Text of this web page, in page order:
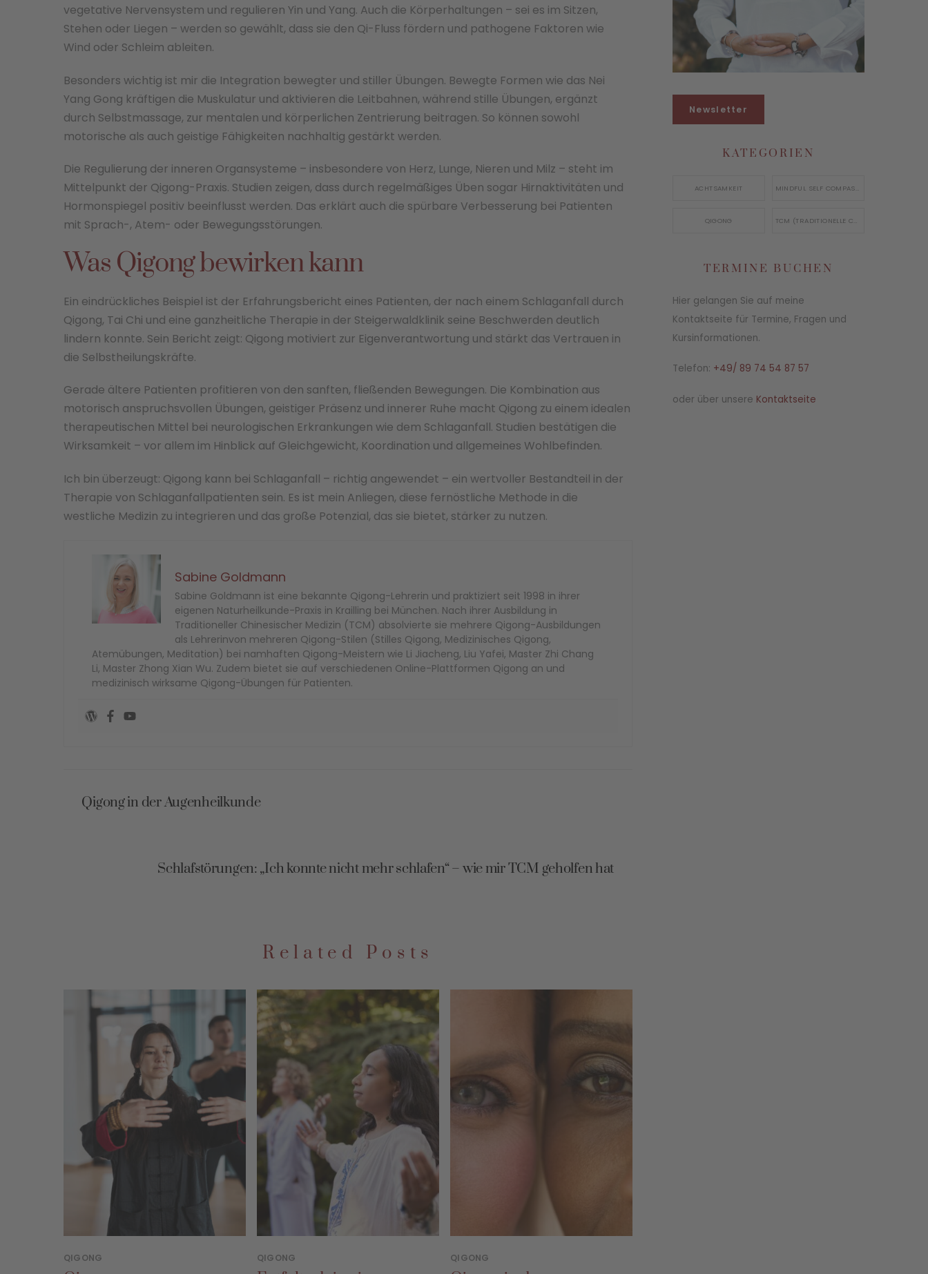
vegetative Nervensystem und regulieren Yin und Yang. Auch die Körperhaltungen – sei es im Sitzen,
Stehen oder Liegen – werden so gewählt, dass sie den Qi-Fluss fördern und pathogene Faktoren wie
Wind oder Schleim ableiten.
Besonders wichtig ist mir die Integration bewegter und stiller Übungen. Bewegte Formen wie das Nei
Yang Gong kräftigen die Muskulatur und aktivieren die Leitbahnen, während stille Übungen, ergänzt
durch Selbstmassage, zur mentalen und körperlichen Zentrierung beitragen. So können sowohl
motorische als auch geistige Fähigkeiten nachhaltig gestärkt werden.
Die Regulierung der inneren Organsysteme – insbesondere von Herz, Lunge, Nieren und Milz – steht im
Mittelpunkt der Qigong-Praxis. Studien zeigen, dass durch regelmäßiges Üben sogar Hirnaktivitäten und
Hormonspiegel positiv beeinflusst werden. Das erklärt auch die spürbare Verbesserung bei Patienten
mit Sprach-, Atem- oder Bewegungsstörungen.
Was Qigong bewirken kann
Ein eindrückliches Beispiel ist der Erfahrungsbericht eines Patienten, der nach einem Schlaganfall durch
Qigong, Tai Chi und eine ganzheitliche Therapie in der Steigerwaldklinik seine Beschwerden deutlich
lindern konnte. Sein Bericht zeigt: Qigong motiviert zur Eigenverantwortung und stärkt das Vertrauen in
die Selbstheilungskräfte.
Gerade ältere Patienten profitieren von den sanften, fließenden Bewegungen. Die Kombination aus
motorisch anspruchsvollen Übungen, geistiger Präsenz und innerer Ruhe macht Qigong zu einem idealen
therapeutischen Mittel bei neurologischen Erkrankungen wie dem Schlaganfall. Studien bestätigen die
Wirksamkeit – vor allem im Hinblick auf Gleichgewicht, Koordination und allgemeines Wohlbefinden.
Ich bin überzeugt: Qigong kann bei Schlaganfall – richtig angewendet – ein wertvoller Bestandteil in der
Therapie von Schlaganfallpatienten sein. Es ist mein Anliegen, diese fernöstliche Methode in die
westliche Medizin zu integrieren und das große Potenzial, das sie bietet, stärker zu nutzen.
Sabine Goldmann
Sabine Goldmann ist eine bekannte Qigong-Lehrerin und praktiziert seit 1998 in ihrer
eigenen Naturheilkunde-Praxis in Krailling bei München. Nach ihrer Ausbildung in
Traditioneller Chinesischer Medizin (TCM) absolvierte sie mehrere Qigong-Ausbildungen
als Lehrerinvon mehreren Qigong-Stilen (Stilles Qigong, Medizinisches Qigong,
Atemübungen, Meditation) bei namhaften Qigong-Meistern wie Li Jiacheng, Liu Yafei, Master Zhi Chang
Li, Master Zhong Xian Wu. Zudem bietet sie auf verschiedenen Online-Plattformen Qigong an und
medizinisch wirksame Qigong-Übungen für Patienten.
Qigong in der Augenheilkunde
Schlafstörungen: „Ich konnte nicht mehr schlafen“ – wie mir TCM geholfen hat
Related Posts
QIGONG QIGONG QIGONG
Newsletter
KATEGORIEN
ACHTSAMKEIT MINDFUL SELF COMPASSION
QIGONG TCM (TRADITIONELLE CHINESISCHE MEDIZIN)
TERMINE BUCHEN
Hier gelangen Sie auf meine
Kontaktseite für Termine, Fragen und
Kursinformationen.
Telefon: +49/ 89 74 54 87 57
oder über unsere Kontaktseite